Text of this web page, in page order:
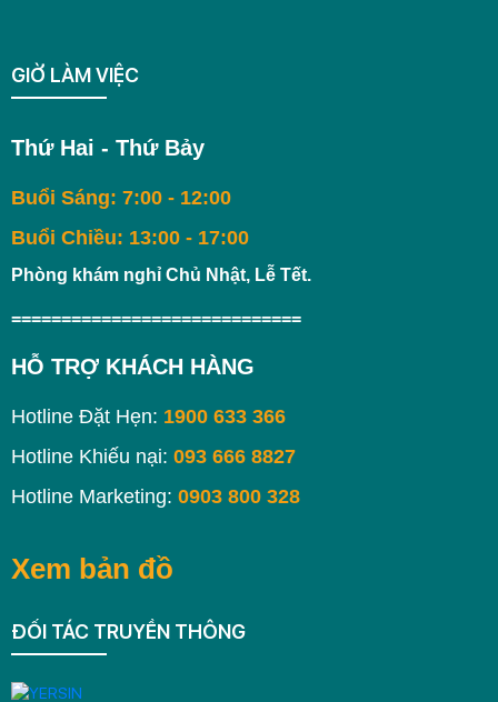
GIỜ LÀM VIỆC
Thứ Hai - Thứ Bảy
Buổi Sáng: 7:00 - 12:00
Buổi Chiều: 13:00 - 17:00
Phòng khám nghỉ Chủ Nhật, Lễ Tết.
=============================
HỖ TRỢ KHÁCH HÀNG
Hotline Đặt Hẹn: 1900 633 366
Hotline Khiếu nại: 093 666 8827
Hotline Marketing: 0903 800 328
Xem bản đồ
ĐỐI TÁC TRUYỀN THÔNG